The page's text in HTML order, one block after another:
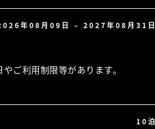
年08月09日 – 2027年08月31日
ご利用制限等があります。
10泊